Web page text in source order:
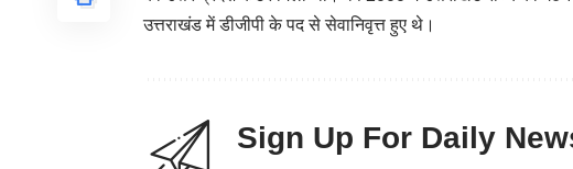
उत्तराखंड में डीजीपी के पद से सेवानिवृत्त हुए थे।
Sign Up For Daily